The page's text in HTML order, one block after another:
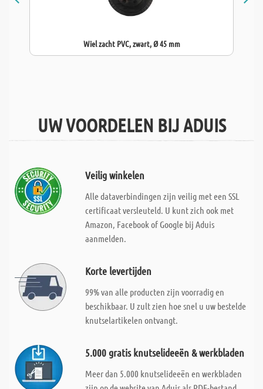
Wiel zacht PVC, zwart, Ø 45 mm
UW VOORDELEN BIJ ADUIS
Veilig winkelen
Alle dataverbindingen zijn veilig met een SSL
certificaat versleuteld. U kunt zich ook met
Amazon, Facebook of Google bij Aduis
aanmelden.
Korte levertijden
99% van alle producten zijn voorradig en
beschikbaar. U zult zien hoe snel u uw bestelde
knutselartikelen ontvangt.
5.000 gratis knutselideeën & werkbladen
Meer dan 5.000 knutselideeën en werkbladen